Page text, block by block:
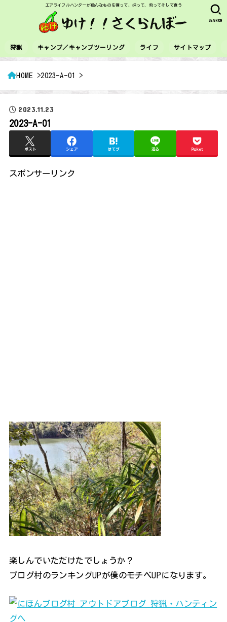
エアライフルハンターが色んなものを獲って、採って、釣ってそして食う
狩猟 キャンプ／キャンプツーリング ライフ サイトマップ
SEARCH
HOME 2023-A-01
2023.11.23
2023-A-01
ポスト シェア はてブ 送る Pocket
スポンサーリンク
楽しんでいただけたでしょうか？
ブログ村のランキングUPが僕のモチベUPになります。